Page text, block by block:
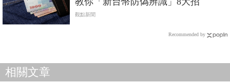
觀點新聞
Recommended by
相關文章